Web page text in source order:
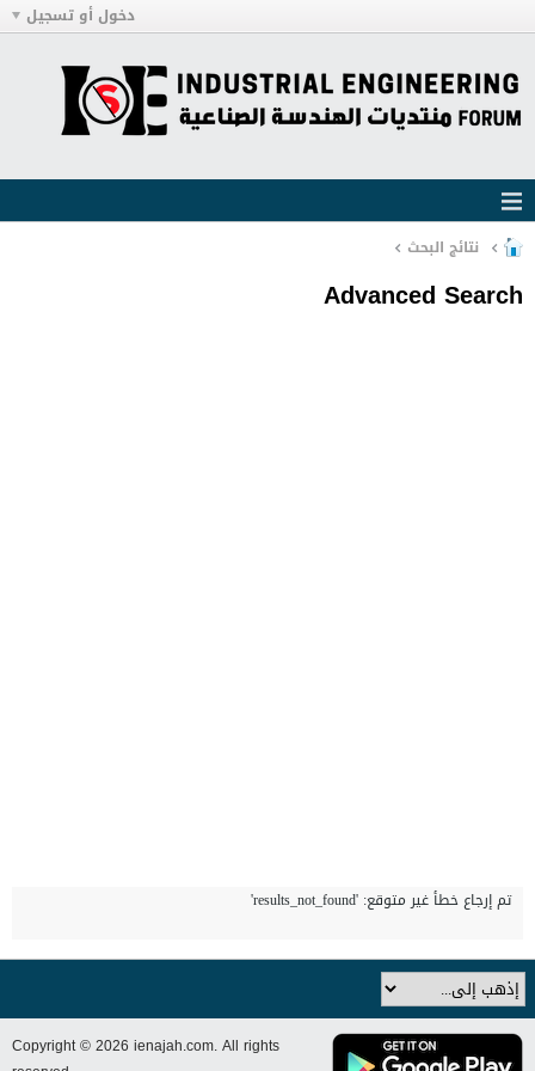
دخول أو تسجيل
نتائج البحث
Advanced Search
تم إرجاع خطأ غير متوقع: 'results_not_found'
Copyright © 2026 ienajah.com. All rights